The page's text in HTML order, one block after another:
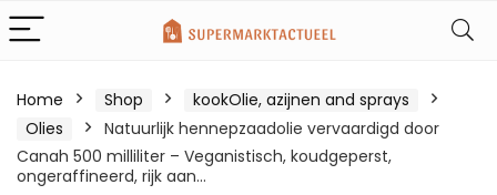
Home Shop
kookOlie, azijnen and sprays
Olies
Natuurlijk hennepzaadolie vervaardigd door
Canah 500 milliliter – Veganistisch, koudgeperst,
ongeraffineerd, rijk aan…